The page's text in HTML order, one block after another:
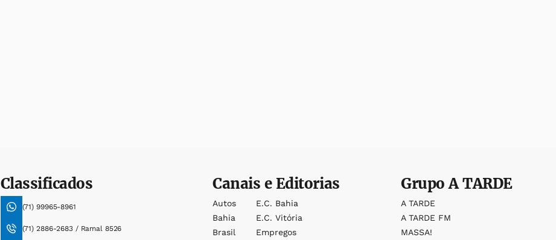
Classificados
(71) 99965-8961
(71) 2886-2683 / Ramal 8526
Canais e Editorias
Autos
Bahia
Brasil
E.c. Bahia
E.c. Vitória
Empregos
GrupoA TARDE
A TARDE
A TARDE FM
MASSA!